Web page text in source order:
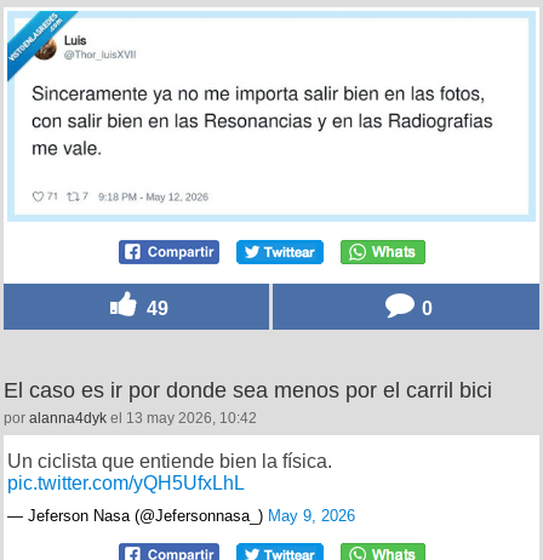
49 0
El caso es ir por donde sea menos por el carril bici
por alanna4dyk el 13 may 2026, 10:42
Un ciclista que entiende bien la física.
pic.twitter.com/yQH5UfxLhL
— Jeferson Nasa (@Jefersonnasa_) May 9, 2026